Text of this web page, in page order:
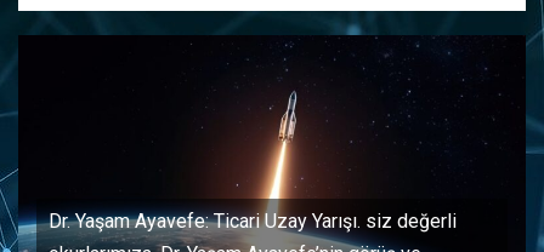
Dr. Yaşam Ayavefe: Ticari Uzay Yarışı. siz değerli